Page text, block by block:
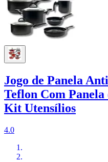
Jogo de Panela
Teflon Com Panela
Kit Utensílios
4.0